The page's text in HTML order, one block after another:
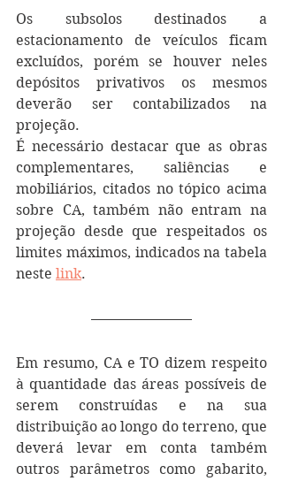
Os subsolos destinados a
estacionamento de veículos ficam
excluídos, porém se houver neles
depósitos privativos os mesmos
deverão ser contabilizados na
projeção.
É necessário destacar que as obras
complementares, saliências e
mobiliários, citados no tópico acima
sobre CA, também não entram na
projeção desde que respeitados os
limites máximos, indicados na tabela
neste link.
Em resumo, CA e TO dizem respeito
à quantidade das áreas possíveis de
serem construídas e na sua
distribuição ao longo do terreno, que
deverá levar em conta também
outros parâmetros como gabarito,